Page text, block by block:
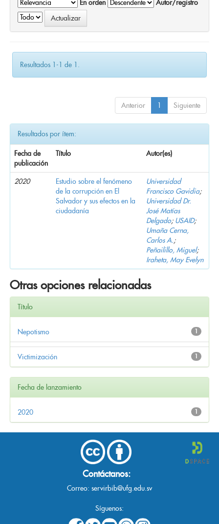
En orden
Autor/registro
Resultados 1-1 de 1.
Anterior 1 Siguiente
Resultados por ítem:
Fecha de
publicación
Título Autor(es)
2020
Estudio sobre el fenómeno
de la corrupción en El
Salvador y sus efectos en la
ciudadanía
Universidad
Francisco Gavidia;
Universidad Dr.
José Matías
Delgado; USAID;
Umaña Cerna,
Carlos A.;
Peñailillo, Miguel;
Iraheta, May Evelyn
Otras opciones relacionadas
Título
1
Nepotismo
1
Victimización
Fecha de lanzamiento
1
2020
Contáctanos:
Correo: servirbib@ufg.edu.sv
Síguenos: